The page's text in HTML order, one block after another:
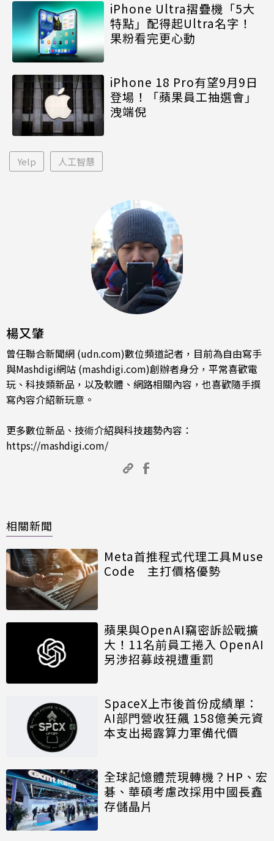
iPhone Ultra摺疊機「5大
特點」配得起Ultra名字！
果粉看完更心動
iPhone 18 Pro有望9月9日
登場！「蘋果員工抽選會」
洩端倪
Yelp 人工智慧
楊又肇
曾任聯合新聞網 (udn.com)數位頻道記者，目前為自由寫手
與Mashdigi網站 (mashdigi.com)創辦者身分，平常喜歡電
玩、科技類新品，以及軟體、網路相關內容，也喜歡隨手撰
寫內容介紹新玩意。
更多數位新品、技術介紹與科技趨勢內容：
https://mashdigi.com/
相關新聞
Meta首推程式代理工具Muse
Code 主打價格優勢
蘋果與OpenAI竊密訴訟戰擴
大！11名前員工捲入 OpenAI
另涉招募歧視遭重罰
SpaceX上市後首份成績單：
AI部門營收狂飆 158億美元資
本支出揭露算力軍備代價
全球記憶體荒現轉機？HP、宏
碁、華碩考慮改採用中國長鑫
存儲晶片